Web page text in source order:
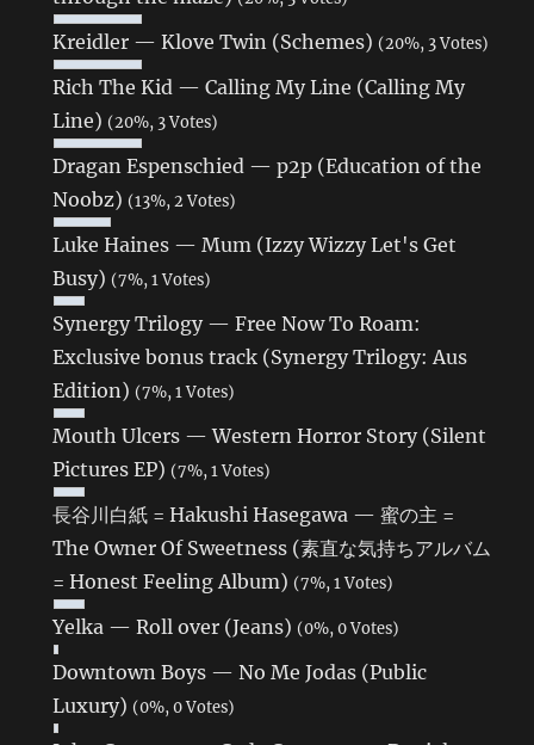
Kreidler — Klove Twin (Schemes) (20%, 3 Votes)
Rich The Kid — Calling My Line (Calling My
Line) (20%, 3 Votes)
Dragan Espenschied — p2p (Education of the
Noobz) (13%, 2 Votes)
Luke Haines — Mum (Izzy Wizzy Let's Get
Busy) (7%, 1 Votes)
Synergy Trilogy — Free Now To Roam:
Exclusive bonus track (Synergy Trilogy: Aus
Edition) (7%, 1 Votes)
Mouth Ulcers — Western Horror Story (Silent
Pictures EP) (7%, 1 Votes)
長谷川白紙 = Hakushi Hasegawa — 蜜の主 =
The Owner Of Sweetness (素直な気持ちアルバム
= Honest Feeling Album) (7%, 1 Votes)
Yelka — Roll over (Jeans) (0%, 0 Votes)
Downtown Boys — No Me Jodas (Public
Luxury) (0%, 0 Votes)